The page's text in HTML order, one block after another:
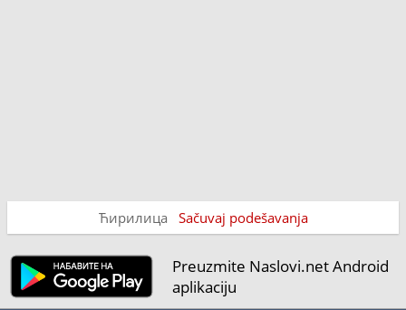
Ћирилица Sačuvaj podešavanja
Preuzmite Naslovi.net Android
aplikaciju